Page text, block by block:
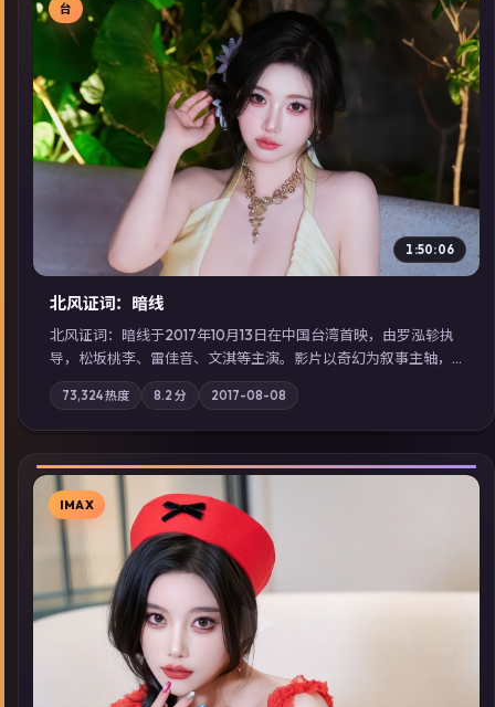
▶
台
1:50:06
北风证词：暗线
北风证词：暗线于2017年10月13日在中国台湾首映，由罗泓轸执
导，松坂桃李、雷佳音、文淇等主演。影片以奇幻为叙事主轴，
旧案重提，真相与谎言在同一条时间线上交锋；摄影与配乐强化
地域气质；站内亦可通过「国产免费观看高清电视剧在线看」延
展检索同类型高分佳作，畅享高清在线追剧体验。
73,324热度 8.2 分 2017-08-08
▶
IMAX